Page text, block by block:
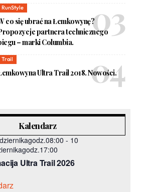
RunStyle
co się ubrać na Łemkowynę?
partnera technicznego
– marki Columbia.
Trail
Ultra Trail 2018. Nowości.
Kalendarz
- 10
Ultra Trail 2026